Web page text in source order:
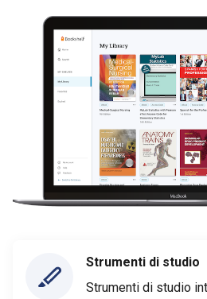
Strumenti di studio
Strumenti di studio